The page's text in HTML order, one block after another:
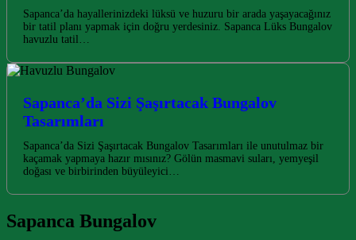
Sapanca’da hayallerinizdeki lüksü ve huzuru bir arada yaşayacağınız
bir tatil planı yapmak için doğru yerdesiniz. Sapanca Lüks Bungalov
havuzlu tatil…
Sapanca’da Sizi Şaşırtacak Bungalov
Tasarımları
Sapanca’da Sizi Şaşırtacak Bungalov Tasarımları ile unutulmaz bir
kaçamak yapmaya hazır mısınız? Gölün masmavi suları, yemyeşil
doğası ve birbirinden büyüleyici…
Sapanca Bungalov